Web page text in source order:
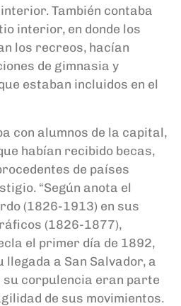
También contaba
interior, en donde los
los recreos, hacían
de gimnasia y
estaban incluidos en el
con alumnos de la capital,
habían recibido becas,
de países
“Según anota el
(1826-1913) en sus
(1826-1877),
el primer día de 1892,
llegada a San Salvador, a
su corpulencia eran parte
de sus movimientos.